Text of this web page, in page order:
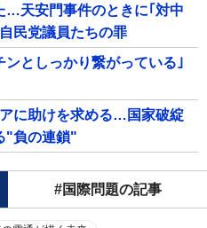
…天安門事件のときに｢対中
民党議員たちの罪
としっかり繋がっている｣
に助けを求める…国家破綻
"負の連鎖"
#国際問題の記事